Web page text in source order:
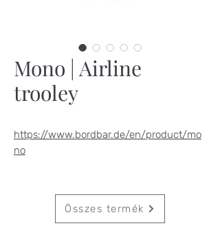
Mono | Airline
trooley
https://www.bordbar.de/en/product/mo
no
Összes termék